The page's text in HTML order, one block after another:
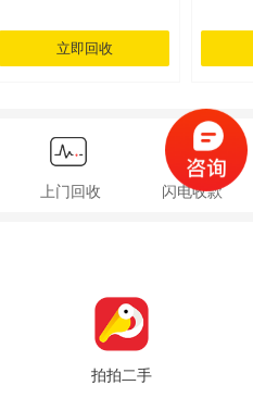
立即回收
上门回收 闪电收款
拍拍二手